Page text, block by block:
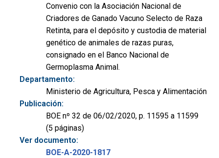
Convenio con la Asociación Nacional de
Criadores de Ganado Vacuno Selecto de Raza
Retinta, para el depósito y custodia de material
genético de animales de razas puras,
consignado en el Banco Nacional de
Germoplasma Animal.
Departamento:
Ministerio de Agricultura, Pesca y Alimentación
Publicación:
BOE nº 32 de 06/02/2020, p. 11595 a 11599
(5 páginas)
Ver documento:
BOE-A-2020-1817